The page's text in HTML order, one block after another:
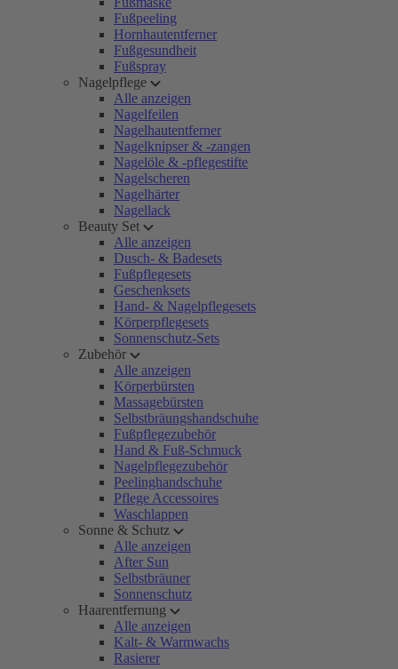
Fußpeeling
Hornhautentferner
Fußgesundheit
Fußspray
Nagelpflege
Alle anzeigen
Nagelfeilen
Nagelhautentferner
Nagelknipser & -zangen
Nagelöle & -pflegestifte
Nagelscheren
Nagelhärter
Nagellack
Beauty Set
Alle anzeigen
Dusch- & Badesets
Fußpflegesets
Geschenksets
Hand- & Nagelpflegesets
Körperpflegesets
Sonnenschutz-Sets
Zubehör
Alle anzeigen
Körperbürsten
Massagebürsten
Selbstbräungshandschuhe
Fußpflegezubehör
Hand & Fuß-Schmuck
Nagelpflegezubehör
Peelinghandschuhe
Pflege Accessoires
Waschlappen
Sonne & Schutz
Alle anzeigen
After Sun
Selbstbräuner
Sonnenschutz
Haarentfernung
Alle anzeigen
Kalt- & Warmwachs
Rasierer